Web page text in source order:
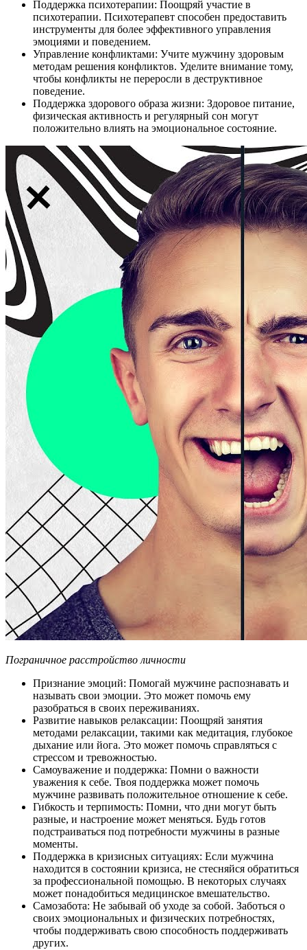
Поддержка психотерапии: Поощряй участие в
психотерапии. Психотерапевт способен предоставить
инструменты для более эффективного управления
эмоциями и поведением.
Управление конфликтами: Учите мужчину здоровым
методам решения конфликтов. Уделите внимание тому,
чтобы конфликты не переросли в деструктивное
поведение.
Поддержка здорового образа жизни: Здоровое питание,
физическая активность и регулярный сон могут
положительно влиять на эмоциональное состояние.
Пограничное расстройство личности
Признание эмоций: Помогай мужчине распознавать и
называть свои эмоции. Это может помочь ему
разобраться в своих переживаниях.
Развитие навыков релаксации: Поощряй занятия
методами релаксации, такими как медитация, глубокое
дыхание или йога. Это может помочь справляться с
стрессом и тревожностью.
Самоуважение и поддержка: Помни о важности
уважения к себе. Твоя поддержка может помочь
мужчине развивать положительное отношение к себе.
Гибкость и терпимость: Помни, что дни могут быть
разные, и настроение может меняться. Будь готов
подстраиваться под потребности мужчины в разные
моменты.
Поддержка в кризисных ситуациях: Если мужчина
находится в состоянии кризиса, не стесняйся обратиться
за профессиональной помощью. В некоторых случаях
может понадобиться медицинское вмешательство.
Самозабота: Не забывай об уходе за собой. Заботься о
своих эмоциональных и физических потребностях,
чтобы поддерживать свою способность поддерживать
других.